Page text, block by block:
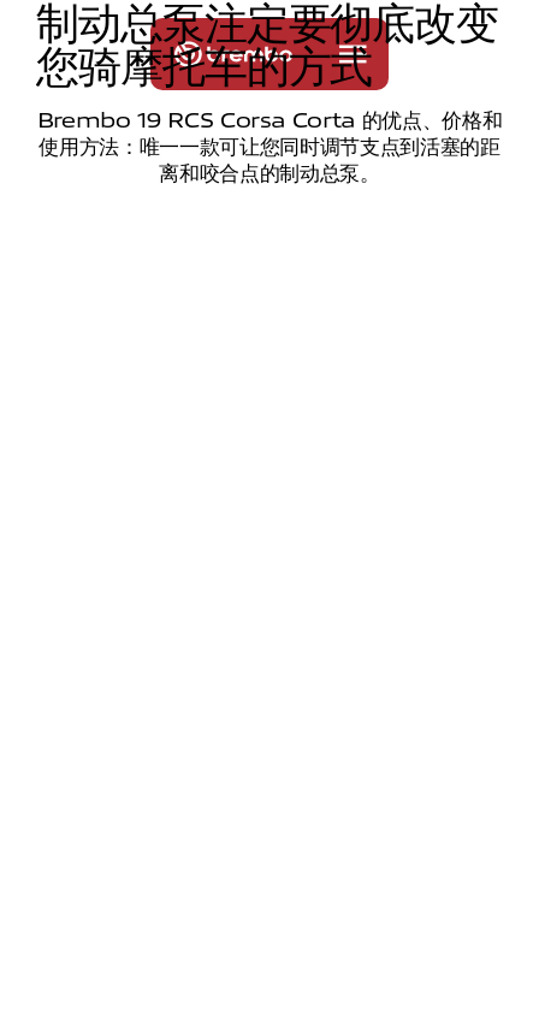
制 动总泵注定要彻底改变
您骑摩托车的方式
Brembo 19 RCS Corsa Corta 的优点、价格和
使用方法：唯一一款可让您同时调节支点到活塞的距
离和咬合点的制动总泵。